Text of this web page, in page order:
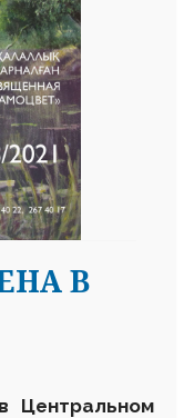
В
Центральном